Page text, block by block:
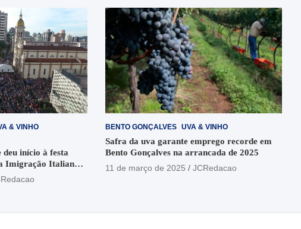
& VINHO
deu início à festa
Imigração Italiana
Antônio
BENTO GONÇALVES UVA & VINHO
Safra da uva garante emprego recorde em
Bento Gonçalves na arrancada de 2025
11 de março de 2025
JCRedacao